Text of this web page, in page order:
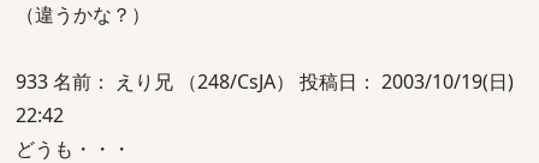
（違うかな？）
933 名前： えり兄 （248/CsJA） 投稿日： 2003/10/19(日)
22:42
どうも・・・